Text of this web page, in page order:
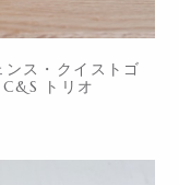
ス・クイストゴ
トリオ